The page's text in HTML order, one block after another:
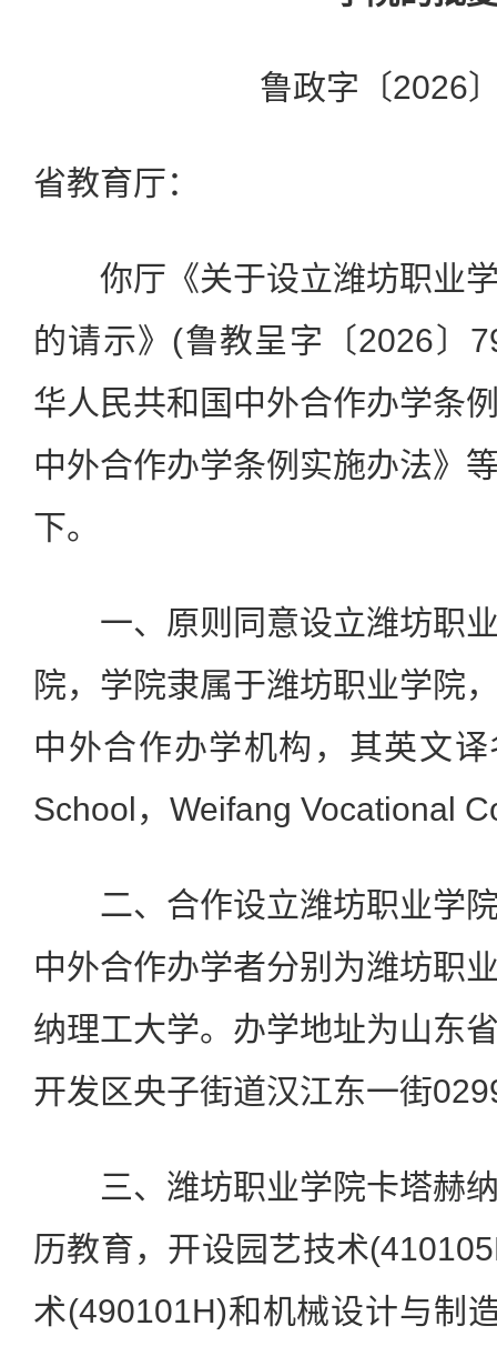
鲁政字〔2026
省教育厅：
你厅《关于设立潍坊职业学
的请示》(鲁教呈字〔2026〕
华人民共和国中外合作办学条
中外合作办学条例实施办法》
下。
一、原则同意设立潍坊职业
院，学院隶属于潍坊职业学院
中外合作办学机构，其英文
School，Weifang Vocational
二、合作设立潍坊职业学院
中外合作办学者分别为潍坊职
纳理工大学。办学地址为山东
开发区央子街道汉江东一街
三、潍坊职业学院卡塔赫纳
历教育，开设园艺技术
术(490101H)和机械设计与制